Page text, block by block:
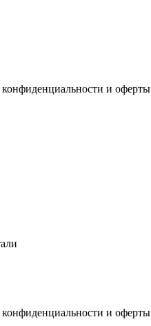
и оферты
и оферты